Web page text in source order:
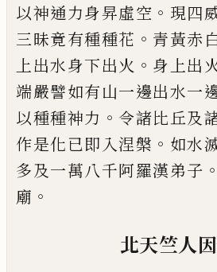
以神通力身昇虛空 。 現四
三昧竟有種種花 。 青黃赤
上出水身下出火 。 身上出
端嚴譬如有山一邊出水一
以種種神力 。令諸比丘及
作是化已即入涅槃 。 如水
多及一萬八千阿羅漢弟子 。
廟 。
北天竺人